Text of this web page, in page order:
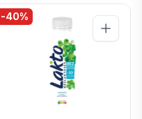
-40%